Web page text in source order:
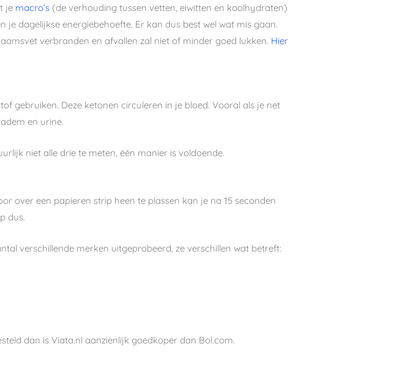
je macro’s (de verhouding tussen vetten, eiwitten en koolhydraten)
je dagelijkse energiebehoefte. Er kan dus best wel wat mis gaan.
verbranden en afvallen zal niet of minder goed lukken. Hier
gebruiken. Deze ketonen circuleren in je bloed. Vooral als je net
en urine.
niet alle drie te meten, één manier is voldoende.
over een papieren strip heen te plassen kan je na 15 seconden
dus.
verschillende merken uitgeprobeerd, ze verschillen wat betreft:
dan is Viata.nl aanzienlijk goedkoper dan Bol.com.